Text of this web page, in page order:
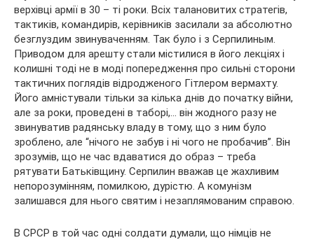
верхівці армії в 30 – ті роки. Всіх талановитих стратегів,
тактиків, командирів, керівників засилали за абсолютно
безглуздим звинуваченням. Так було і з Серпилиным.
Приводом для арешту стали містилися в його лекціях і
колишні тоді не в моді попередження про сильні сторони
тактичних поглядів відродженого Гітлером вермахту.
Його амністували тільки за кілька днів до початку війни,
але за роки, проведені в таборі,… він жодного разу не
звинуватив радянську владу в тому, що з ним було
зроблено, але “нічого не забув і ні чого не пробачив”. Він
зрозумів, що не час вдаватися до образ – треба
рятувати Батьківщину. Серпилин вважав це жахливим
непорозумінням, помилкою, дурістю. А комунізм
залишався для нього святим і незаплямованим справою.
В СРСР в той час одні солдати думали, що німців не